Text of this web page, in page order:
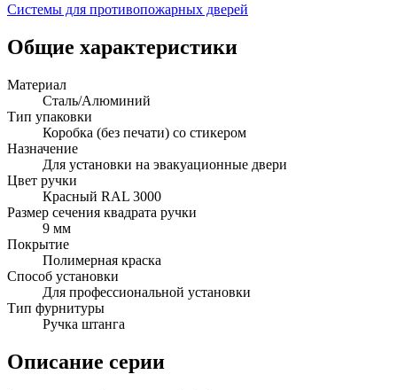
Системы для противопожарных дверей
Общие характеристики
Материал
Сталь/Алюминий
Тип упаковки
Коробка (без печати) со стикером
Назначение
Для установки на эвакуационные двери
Цвет ручки
Красный RAL 3000
Размер сечения квадрата ручки
9 мм
Покрытие
Полимерная краска
Способ установки
Для профессиональной установки
Тип фурнитуры
Ручка штанга
Описание серии